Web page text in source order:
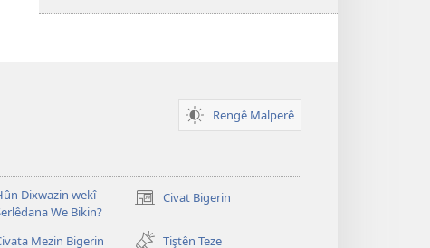
Rengê Malperê
Dixwazin wekî
We Bikin?
Civat Bigerin
(opens
window)
Mezin Bigerin Tiştên Teze